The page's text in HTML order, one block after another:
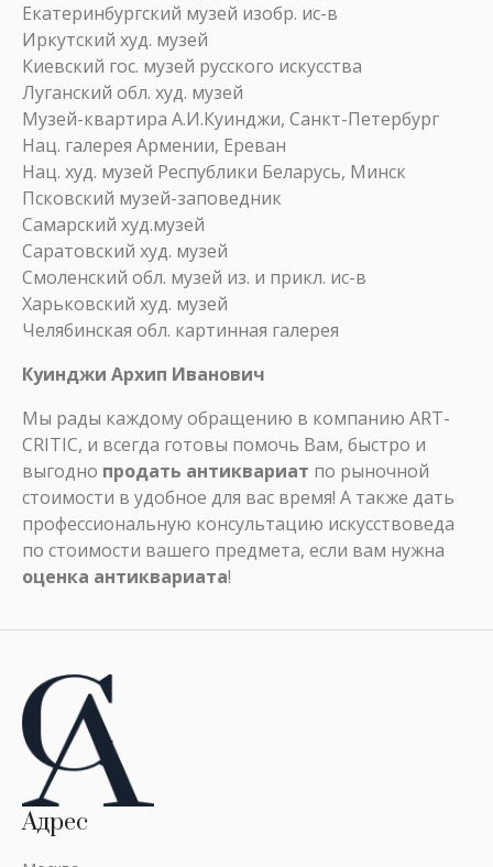
Екатеринбургский музей изобр. ис-в
Иркутский худ. музей
Киевский гос. музей русского искусства
Луганский обл. худ. музей
Музей-квартира А.И.Куинджи, Санкт-Петербург
Нац. галерея Армении, Ереван
Нац. худ. музей Республики Беларусь, Минск
Псковский музей-заповедник
Самарский худ.музей
Саратовский худ. музей
Смоленский обл. музей из. и прикл. ис-в
Харьковский худ. музей
Челябинская обл. картинная галерея
Куинджи Архип Иванович
Мы рады каждому обращению в компанию ART-
CRITIC, и всегда готовы помочь Вам, быстро и
выгодно продать антиквариат по рыночной
стоимости в удобное для вас время! А также дать
профессиональную консультацию искусствоведа
по стоимости вашего предмета, если вам нужна
оценка антиквариата!
Адрес